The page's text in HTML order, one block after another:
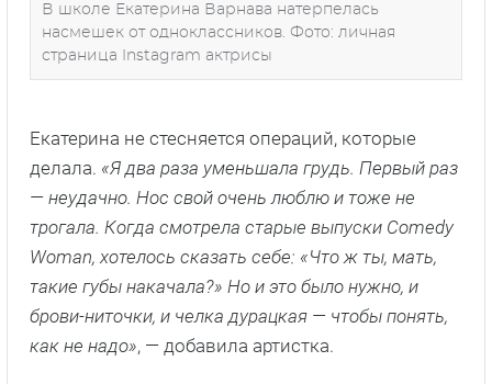
В школе Екатерина Варнава натерпелась
насмешек от одноклассников. Фото: личная
страница Instagram актрисы
Екатерина не стесняется операций, которые
делала. «Я два раза уменьшала грудь. Первый раз
— неудачно. Нос свой очень люблю и тоже не
трогала. Когда смотрела старые выпуски Comedy
Woman, хотелось сказать себе: «Что ж ты, мать,
такие губы накачала?» Но и это было нужно, и
брови-ниточки, и челка дурацкая — чтобы понять,
как не надо», — добавила артистка.